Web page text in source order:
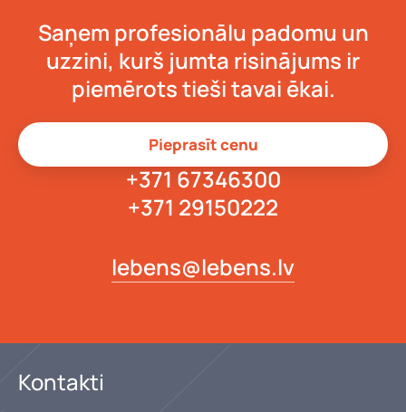
Saņem profesionālu padomu un
uzzini, kurš jumta risinājums ir
piemērots tieši tavai ēkai.
Pieprasīt cenu
+371 67346300
+371 29150222
lebens@lebens.lv
Kontakti